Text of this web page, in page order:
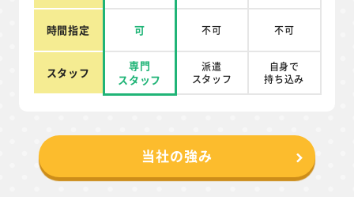
時間指定 可 不可 不可
スタッフ
専門
スタッフ
派遣
スタッフ
自身で
持ち込み
当社の強み